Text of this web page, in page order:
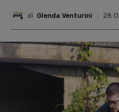
di Glenda Venturini 28